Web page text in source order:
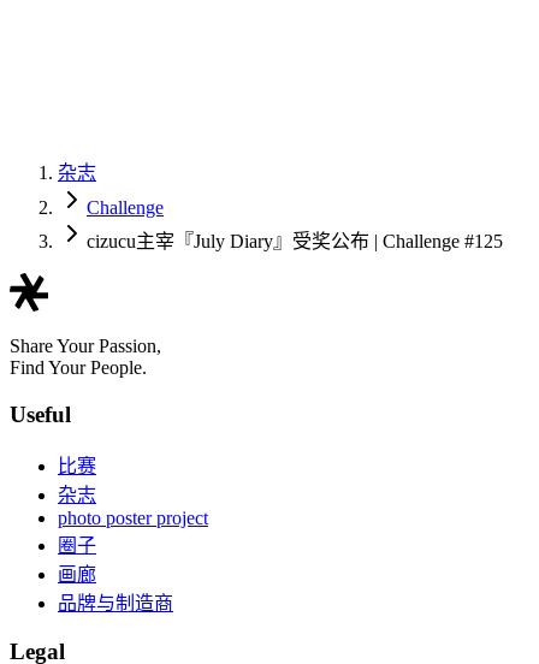
杂志
Challenge
cizucu主宰『July Diary』受奖公布 | Challenge #125
Share Your Passion,
Find Your People.
Useful
比赛
杂志
photo poster project
圈子
画廊
品牌与制造商
Legal